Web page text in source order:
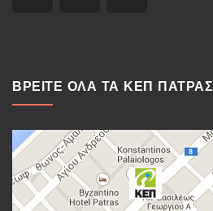
ΒΡΕΙΤΕ ΟΛΑ ΤΑ ΚΕΠ ΠΑΤΡΑΣ